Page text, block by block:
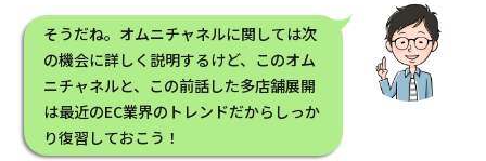
そうだね。オムニチャネルに関しては次
の機会に詳しく説明するけど、このオム
ニチャネルと、この前話した多店舗展開
は最近のEC業界のトレンドだからしっか
り復習しておこう！